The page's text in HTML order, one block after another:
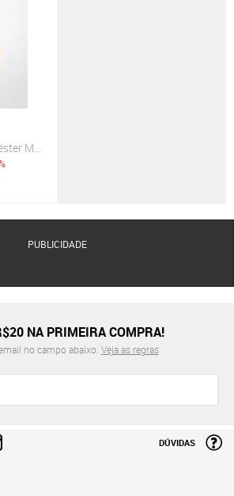
Mt440g0ez1057
PUBLICIDADE
NA PRIMEIRA COMPRA!
no campo abaixo. Veja as regras
DÚVIDAS